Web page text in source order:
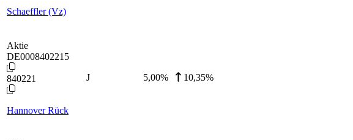
Schaeffler (Vz)
Aktie
DE0008402215
840221
Hannover Rück
J 5,00% 10,35%